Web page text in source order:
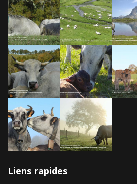
Liens rapides